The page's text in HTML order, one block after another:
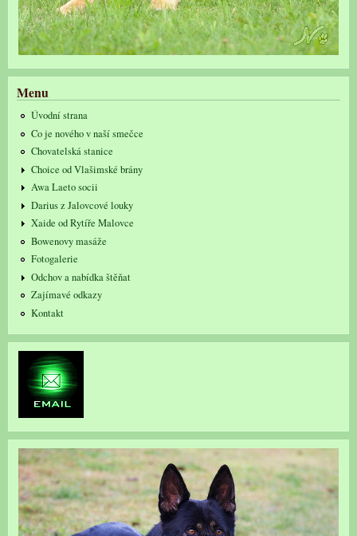
Menu
Úvodní strana
Co je nového v naší smečce
Chovatelská stanice
Choice od Vlašimské brány
Awa Laeto socii
Darius z Jalovcové louky
Xaide od Rytíře Malovce
Bowenovy masáže
Fotogalerie
Odchov a nabídka štěňat
Zajímavé odkazy
Kontakt